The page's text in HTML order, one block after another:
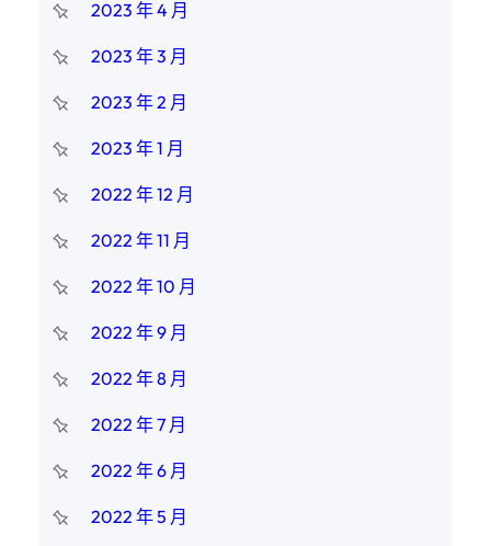
2023 年 4 月
2023 年 3 月
2023 年 2 月
2023 年 1 月
2022 年 12 月
2022 年 11 月
2022 年 10 月
2022 年 9 月
2022 年 8 月
2022 年 7 月
2022 年 6 月
2022 年 5 月